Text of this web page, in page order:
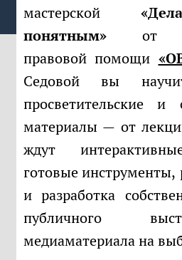
мастерской
понятным»от
правовой помощи
Седовой вы
просветительские и
материалы — от
ждут
готовые инструменты,
и разработка
публичного
медиаматериала на